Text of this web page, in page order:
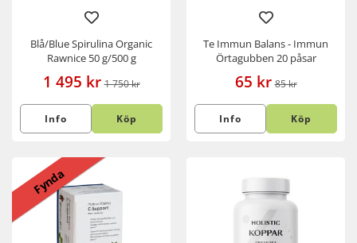
Blå/Blue Spirulina Organic
Rawnice 50 g/500 g
1 495 kr 1 750 kr
Info Köp
Te Immun Balans - Immun
Örtagubben 20 påsar
65 kr 85 kr
Info Köp
Fynda